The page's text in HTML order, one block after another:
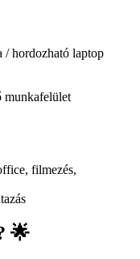
/ hordozható laptop
munkafelület
filmezés,
🌟